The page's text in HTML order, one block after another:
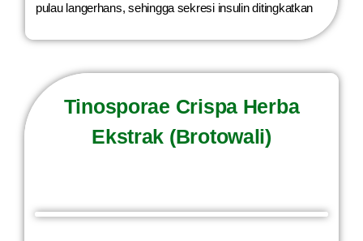
pulau langerhans, sehingga sekresi insulin ditingkatkan
Tinosporae Crispa Herba
Ekstrak (Brotowali)